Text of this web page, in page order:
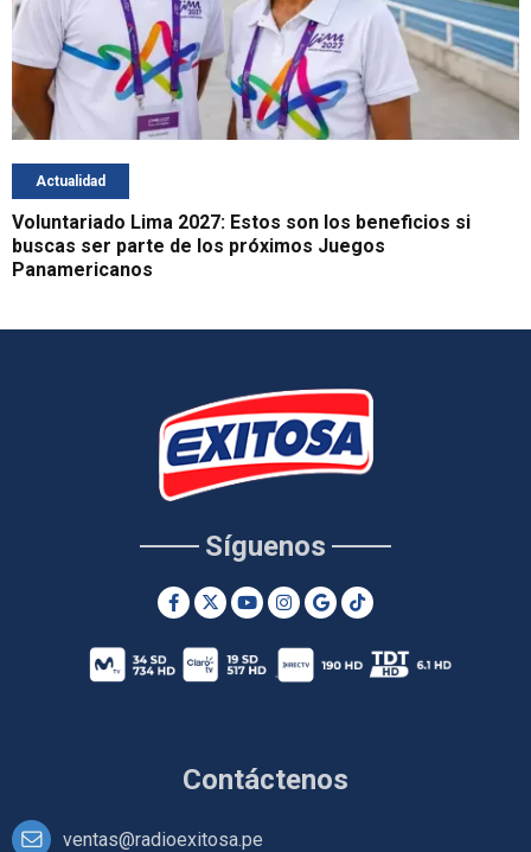
Actualidad
Voluntariado Lima 2027: Estos son los beneficios si
buscas ser parte de los próximos Juegos
Panamericanos
Contáctenos
ventas@radioexitosa.pe
Síguenos